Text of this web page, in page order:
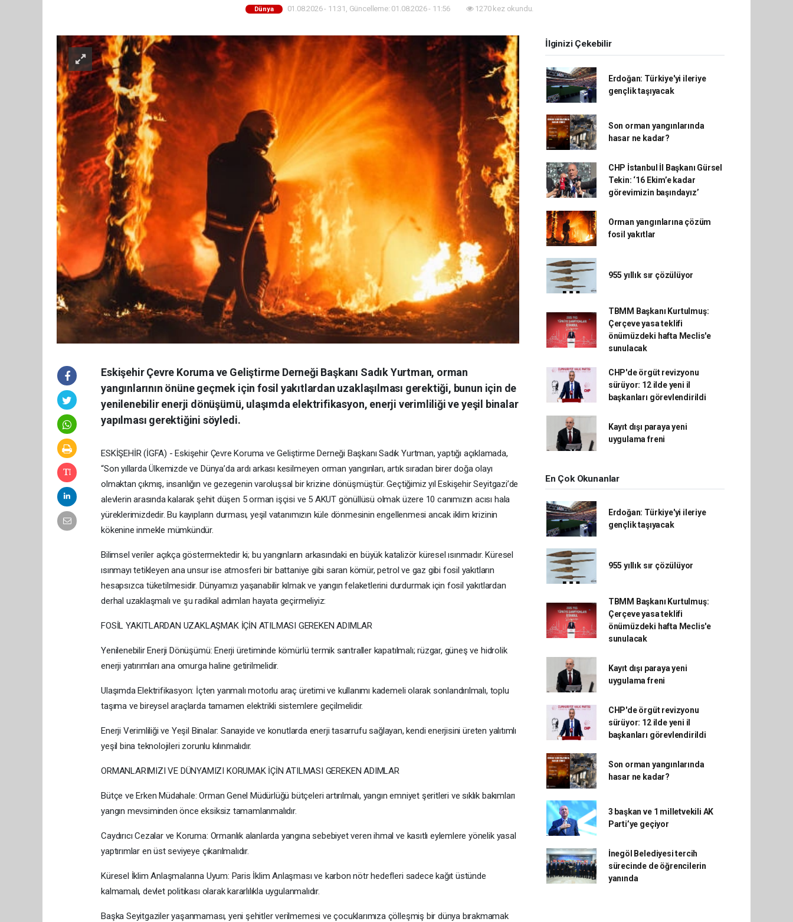
Dünya 01.08.2026 - 11:31, Güncelleme: 01.08.2026 - 11:56 1270 kez okundu.
Eskişehir Çevre Koruma ve Geliştirme Derneği Başkanı Sadık Yurtman, orman
yangınlarının önüne geçmek için fosil yakıtlardan uzaklaşılması gerektiği, bunun için de
yenilenebilir enerji dönüşümü, ulaşımda elektrifikasyon, enerji verimliliği ve yeşil binalar
yapılması gerektiğini söyledi.
ESKİŞEHİR (İGFA) - Eskişehir Çevre Koruma ve Geliştirme Derneği Başkanı Sadık Yurtman, yaptığı açıklamada,
“Son yıllarda Ülkemizde ve Dünya’da ardı arkası kesilmeyen orman yangınları, artık sıradan birer doğa olayı
olmaktan çıkmış, insanlığın ve gezegenin varoluşsal bir krizine dönüşmüştür. Geçtiğimiz yıl Eskişehir Seyitgazi’de
alevlerin arasında kalarak şehit düşen 5 orman işçisi ve 5 AKUT gönüllüsü olmak üzere 10 canımızın acısı hala
yüreklerimizdedir. Bu kayıpların durması, yeşil vatanımızın küle dönmesinin engellenmesi ancak iklim krizinin
kökenine inmekle mümkündür.
Bilimsel veriler açıkça göstermektedir ki; bu yangınların arkasındaki en büyük katalizör küresel ısınmadır. Küresel
ısınmayı tetikleyen ana unsur ise atmosferi bir battaniye gibi saran kömür, petrol ve gaz gibi fosil yakıtların
hesapsızca tüketilmesidir. Dünyamızı yaşanabilir kılmak ve yangın felaketlerini durdurmak için fosil yakıtlardan
derhal uzaklaşmalı ve şu radikal adımları hayata geçirmeliyiz:
FOSİL YAKITLARDAN UZAKLAŞMAK İÇİN ATILMASI GEREKEN ADIMLAR
Yenilenebilir Enerji Dönüşümü: Enerji üretiminde kömürlü termik santraller kapatılmalı; rüzgar, güneş ve hidrolik
enerji yatırımları ana omurga haline getirilmelidir.
Ulaşımda Elektrifikasyon: İçten yanmalı motorlu araç üretimi ve kullanımı kademeli olarak sonlandırılmalı, toplu
taşıma ve bireysel araçlarda tamamen elektrikli sistemlere geçilmelidir.
Enerji Verimliliği ve Yeşil Binalar: Sanayide ve konutlarda enerji tasarrufu sağlayan, kendi enerjisini üreten yalıtımlı
yeşil bina teknolojileri zorunlu kılınmalıdır.
ORMANLARIMIZI VE DÜNYAMIZI KORUMAK İÇİN ATILMASI GEREKEN ADIMLAR
Bütçe ve Erken Müdahale: Orman Genel Müdürlüğü bütçeleri artırılmalı, yangın emniyet şeritleri ve sıklık bakımları
yangın mevsiminden önce eksiksiz tamamlanmalıdır.
Caydırıcı Cezalar ve Koruma: Ormanlık alanlarda yangına sebebiyet veren ihmal ve kasıtlı eylemlere yönelik yasal
yaptırımlar en üst seviyeye çıkarılmalıdır.
Küresel İklim Anlaşmalarına Uyum: Paris İklim Anlaşması ve karbon nötr hedefleri sadece kağıt üstünde
kalmamalı, devlet politikası olarak kararlılıkla uygulanmalıdır.
Başka Seyitgaziler yaşanmaması, yeni şehitler verilmemesi ve çocuklarımıza çölleşmiş bir dünya bırakmamak
İlginizi Çekebilir
Erdoğan: Türkiye'yi ileriye
gençlik taşıyacak
Son orman yangınlarında
hasar ne kadar?
CHP İstanbul İl Başkanı Gürsel
Tekin: ‘16 Ekim’e kadar
görevimizin başındayız’
Orman yangınlarına çözüm
fosil yakıtlar
955 yıllık sır çözülüyor
TBMM Başkanı Kurtulmuş:
Çerçeve yasa teklifi
önümüzdeki hafta Meclis'e
sunulacak
CHP'de örgüt revizyonu
sürüyor: 12 ilde yeni il
başkanları görevlendirildi
Kayıt dışı paraya yeni
uygulama freni
En Çok Okunanlar
Erdoğan: Türkiye'yi ileriye
gençlik taşıyacak
955 yıllık sır çözülüyor
TBMM Başkanı Kurtulmuş:
Çerçeve yasa teklifi
önümüzdeki hafta Meclis'e
sunulacak
Kayıt dışı paraya yeni
uygulama freni
CHP'de örgüt revizyonu
sürüyor: 12 ilde yeni il
başkanları görevlendirildi
Son orman yangınlarında
hasar ne kadar?
3 başkan ve 1 milletvekili AK
Parti’ye geçiyor
İnegöl Belediyesi tercih
sürecinde de öğrencilerin
yanında